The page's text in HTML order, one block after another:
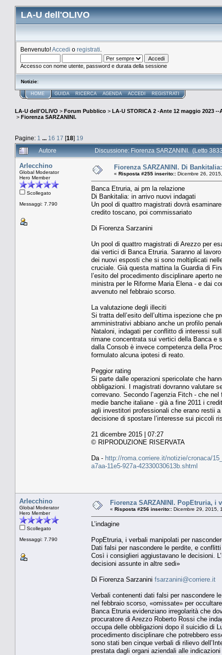
LA-U dell'OLIVO
Benvenuto!Accedi o registrati
Accesso con nome utente, password e durata della sessione
Notizie:
HOME GUIDA RICERCA AGENDA ACCEDI REGISTRATI
LA-U dell'OLIVO > Forum Pubblico > LA-U STORICA 2 -Ante 12 maggio 2023 --
> Fiorenza SARZANINI.
Pagine: 1 ... 16 17 [18] 19
Autore
Discussione: Fiorenza SARZANINI. (Letto
Arlecchino
Global Moderator
Hero Member
Scollegato
Messaggi: 7.790
Fiorenza SARZANINI. Di
« Risposta #255 inserito:: Dicembre 26,
Banca Etruria, ai pm la relazione
Di Bankitalia: in arrivo nuovi indagati
Un pool di quattro magistrati dovrà
credito toscano, poi commissariato
Di Fiorenza Sarzanini
Un pool di quattro magistrati di Arezzo per
dai vertici di Banca Etruria. Saranno al
dei nuovi esposti che si sono moltiplicati
cruciale. Già questa mattina la Guardia di
l’esito del procedimento disciplinare aperto
ministra per le Riforme Maria Elena - e dai
avvenuto nel febbraio scorso.
La valutazione degli illeciti
Si tratta dell’esito dell’ultima ispezione che
amministrativi abbiano anche un profilo
Nataloni, indagati per conflitto di interessi
rimane concentrata sui vertici della Banca e
dalla Consob è invece competenza della
formulato alcuna ipotesi di reato.
Peggior rating
Si parte dalle operazioni spericolate che
obbligazioni. I magistrati dovranno valutare
correvano. Secondo l’agenzia Fitch - che
medie banche italiane - già a fine 2011 i
agli investitori professionali che erano restii
decisione di spostare l’interesse sui piccoli
21 dicembre 2015 | 07:27
© RIPRODUZIONE RISERVATA
Da - http://roma.corriere.it/notizie/cronaca/
a7aa-11e5-927a-42330030613b.shtml
Arlecchino
Global Moderator
Hero Member
Scollegato
Messaggi: 7.790
Fiorenza SARZANINI. PopEtruria, i
« Risposta #256 inserito:: Dicembre 29, 2015,
L’indagine
PopEtruria, i verbali manipolati per
Dati falsi per nascondere le perdite, e
Così i consiglieri aggiustavano le decisioni.
decisioni assunte in altre sedi»
Di Fiorenza Sarzanini fsarzanini@corriere.it
Verbali contenenti dati falsi per nascondere
nel febbraio scorso, «omissate» per
Banca Etruria evidenziano irregolarità che
procuratore di Arezzo Roberto Rossi che
occupa delle obbligazioni dopo il suicidio di
procedimento disciplinare che potrebbero
sono stati ben cinque verbali di rilievo
prestata dagli organi aziendali alle